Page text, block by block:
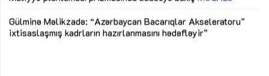
ixtisaslaşmış kadrların hazırlanmasını hədəfləyir”